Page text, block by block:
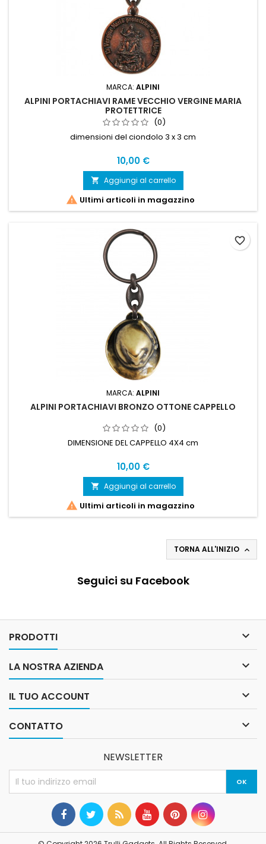
MARCA: ALPINI
ALPINI PORTACHIAVI RAME VECCHIO VERGINE MARIA
PROTETTRICE
(0)
dimensioni del ciondolo 3 x 3 cm
Prezzo
10,00 €
 Aggiungi al carrello
 Ultimi articoli in magazzino
MARCA: ALPINI
ALPINI PORTACHIAVI BRONZO OTTONE CAPPELLO
(0)
DIMENSIONE DEL CAPPELLO 4X4 cm
Prezzo
10,00 €
 Aggiungi al carrello
 Ultimi articoli in magazzino
favorite_border
TORNA ALL'INIZIO 
Seguici su Facebook
PRODOTTI 
LA NOSTRA AZIENDA 
IL TUO ACCOUNT 
CONTATTO 
NEWSLETTER